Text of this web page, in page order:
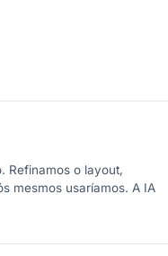
Refinamos o layout,
mesmos usaríamos. A IA